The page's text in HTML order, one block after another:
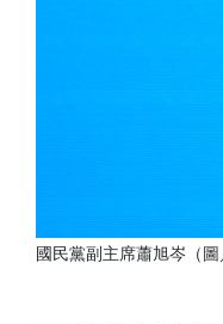
國民黨副主席蕭旭岑（圖